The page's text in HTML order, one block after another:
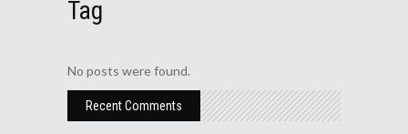
Tag
No posts were found.
Recent Comments